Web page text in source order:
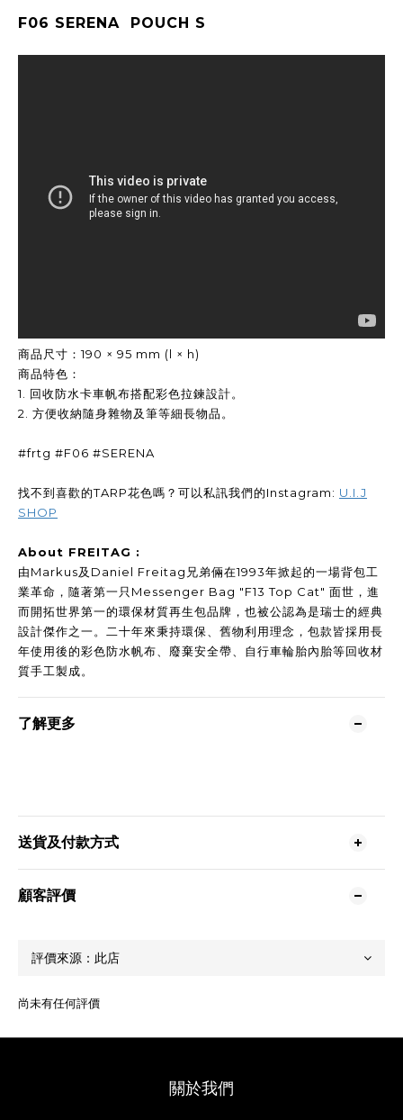
F06 SERENA POUCH S
商品尺寸：190 × 95 mm (l × h)
商品特色：
1. 回收防水卡車帆布搭配彩色拉鍊設計。
2. 方便收納隨身雜物及筆等細長物品。
#frtg #F06 #SERENA
找不到喜歡的TARP花色嗎？可以私訊我們的Instagram: U.I.J
SHOP
About FREITAG :
由Markus及Daniel Freitag兄弟倆在1993年掀起的一場背包工
業革命，隨著第一只Messenger Bag "F13 Top Cat" 面世，進
而開拓世界第一的環保材質再生包品牌，也被公認為是瑞士的經典
設計傑作之一。二十年來秉持環保、舊物利用理念，包款皆採用長
年使用後的彩色防水帆布、廢棄安全帶、自行車輪胎內胎等回收材
質手工製成。
了解更多
送貨及付款方式
顧客評價
尚未有任何評價
關於我們